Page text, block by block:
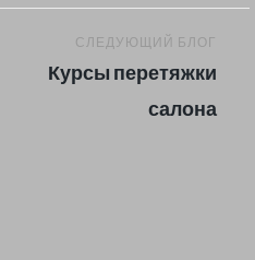
СЛЕДУЮЩИЙ БЛОГ
Курсы перетяжки
салона